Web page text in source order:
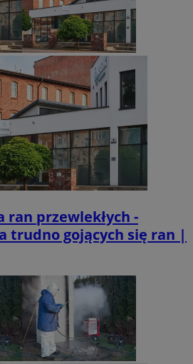
ran przewlekłych -
trudno gojących się ran |